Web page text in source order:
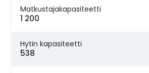
Matkustajakapasiteetti
1 200
Hytin kapasiteetti
538